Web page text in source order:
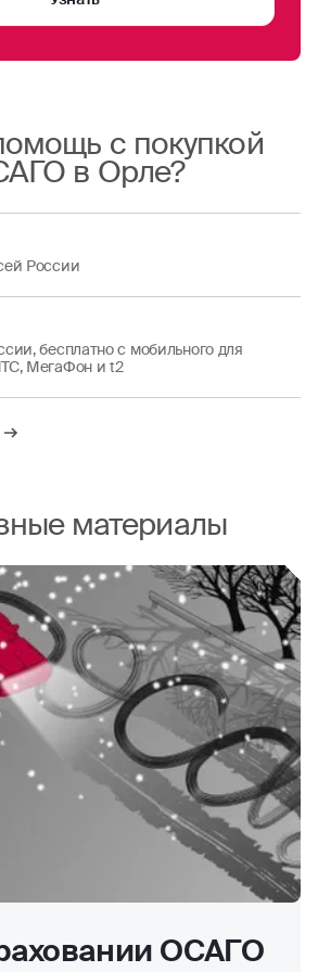
с покупкой
в Орле?
России
бесплатно с мобильного для
МегаФон и t2
материалы
ОСАГО